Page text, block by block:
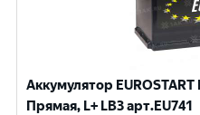
Аккумулятор EUROSTART
Прямая, L+ LB3 арт.EU741